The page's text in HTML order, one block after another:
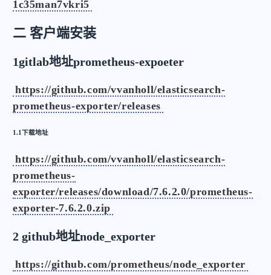
1c35man7vkri5
二 客户端安装
1gitlab地址prometheus-expoeter
https://github.com/vvanholl/elasticsearch-
prometheus-exporter/releases
1.1下载地址
https://github.com/vvanholl/elasticsearch-
prometheus-
exporter/releases/download/7.6.2.0/prometheus-
exporter-7.6.2.0.zip
2 github地址node_exporter
https://github.com/prometheus/node_exporter